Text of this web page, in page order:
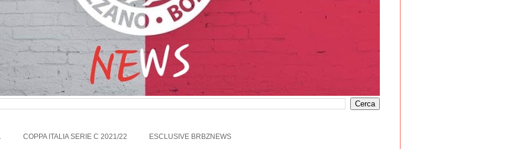
COPPA ITALIA SERIE C 2021/22 ESCLUSIVE BRBZNEWS